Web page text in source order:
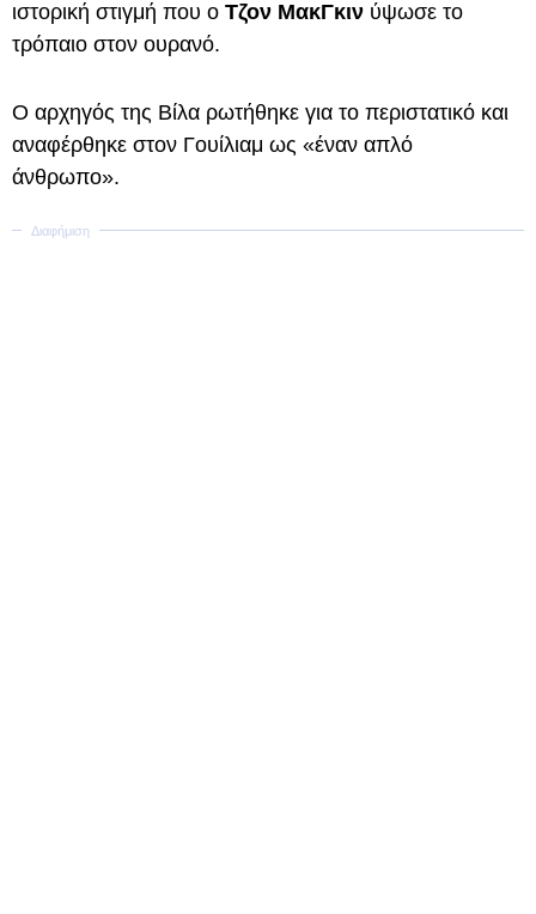
ιστορική στιγμή που ο Τζον ΜακΓκιν ύψωσε το
τρόπαιο στον ουρανό.
Ο αρχηγός της Βίλα ρωτήθηκε για το περιστατικό και
αναφέρθηκε στον Γουίλιαμ ως «έναν απλό
άνθρωπο».